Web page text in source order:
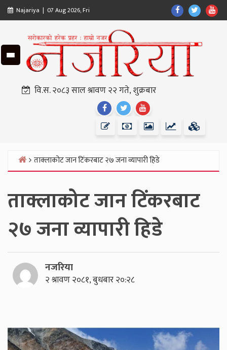
Skip
to
content
Najariya | 07 Aug 2026, Fri
Find
Us
Facebook
Find
Us
Twitter
Us
वि.स. २०८३ साल श्रावण २२ गते, शुक्रबार
Find
Us
Find
Us
Twitter
Find
Us
Youtube
Home
ताक्लाकोट जान टिंकरबाट २७ जना व्यापारी हिडे
ताक्लाकोट जान टिंकरबाट
२७ जना व्यापारी हिडे
नजरिया
२ श्रावण २०८१, बुधबार २०:२८